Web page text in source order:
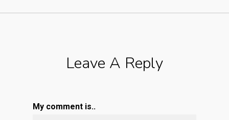
Leave A Reply
My comment is..